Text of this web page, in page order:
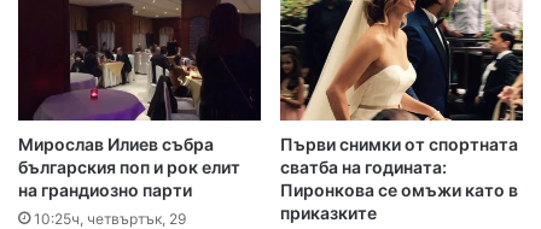
Мирослав Илиев събра
българския поп и рок елит
на грандиозно парти
10:25ч, четвъртък, 29
Първи снимки от спортната
сватба на годината:
Пиронкова се омъжи като в
приказките